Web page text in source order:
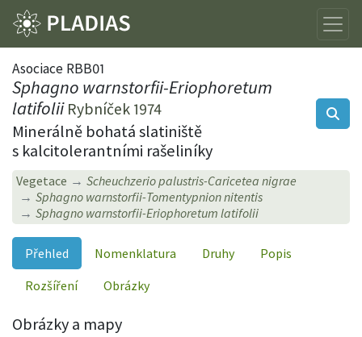
Asociace RBB01
Sphagno warnstorfii-Eriophoretum
latifolii Rybníček 1974
Minerálně bohatá slatiniště
s kalcitolerantními rašeliníky
Vegetace
Scheuchzerio palustris-Caricetea nigrae
Sphagno warnstorfii-Tomentypnion nitentis
Sphagno warnstorfii-Eriophoretum latifolii
Přehled Nomenklatura Druhy
Popis
Rozšíření
Obrázky
Obrázky a mapy